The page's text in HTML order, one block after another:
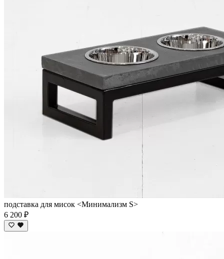
подставка для мисок <Минимализм S>
6 200 ₽